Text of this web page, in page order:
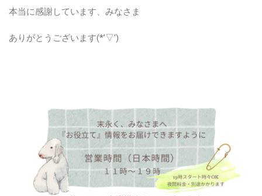
本当に感謝しています、みなさま
ありがとうございます(*’▽’)